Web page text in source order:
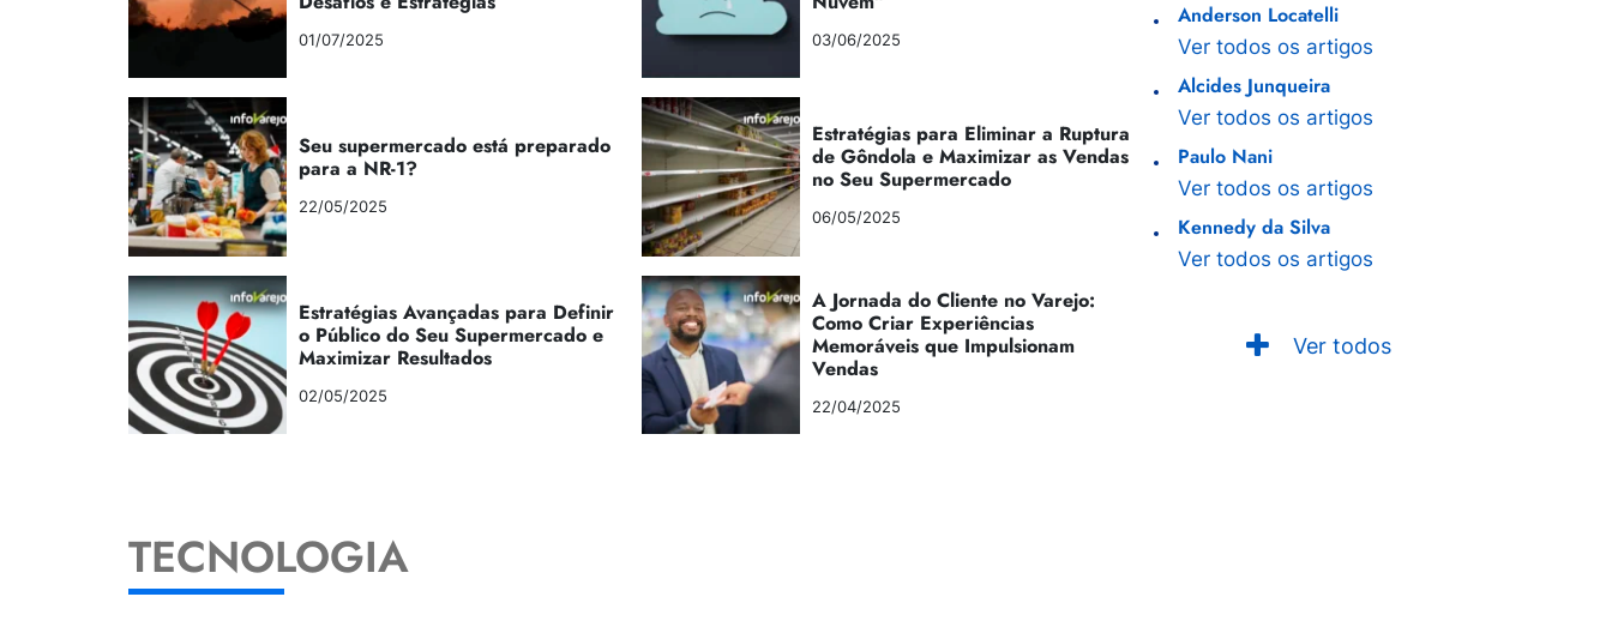
01/07/2025 03/06/2025
Seu supermercado está preparado
para a NR-1?
22/05/2025
Estratégias para Eliminar a Ruptura
de Gôndola e Maximizar as Vendas
no Seu Supermercado
06/05/2025
Estratégias Avançadas para Definir
o Público do Seu Supermercado e
Maximizar Resultados
02/05/2025
A Jornada do Cliente no Varejo:
Como Criar Experiências
Memoráveis que Impulsionam
Vendas
22/04/2025
Anderson Locatelli
Ver todos os artigos
Alcides Junqueira
Ver todos os artigos
Paulo Nani
Ver todos os artigos
Kennedy da Silva
Ver todos os artigos
Ver todos
TECNOLOGIA